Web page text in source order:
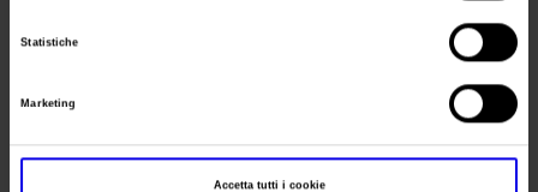
Statistiche
Marketing
Accetta tutti i cookie
organizzativa
Indirizzo
Via Monte Bianco 27 Favaro Veneto (VE)
+39/0415010188